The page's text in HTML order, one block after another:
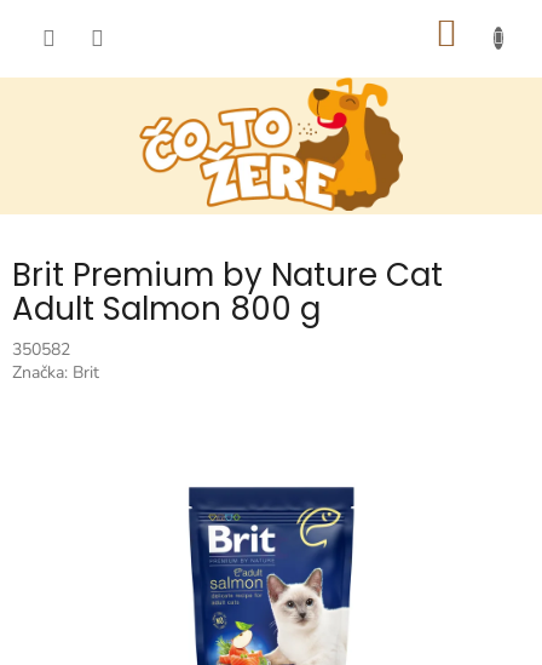
Brit Premium by Nature Cat
Adult Salmon 800 g
350582
Značka: Brit